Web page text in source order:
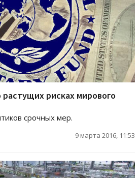
рисках мирового
срочных мер.
9 марта 2016, 11:53